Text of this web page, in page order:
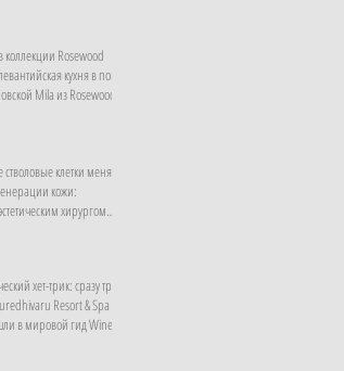
коллекции Rosewood
кухня в поп-
Mila из Rosewood
клетки меняют
кожи:
хирургом
хет-трик: сразу три
Resort & Spa
в мировой гид Wine